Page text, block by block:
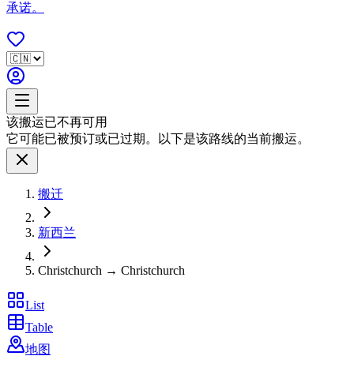
承诺。
该搬运已不再可用
它可能已被预订或已过期。以下是该路线的当前搬运。
搬迁
新西兰
Christchurch → Christchurch
List
Table
地图